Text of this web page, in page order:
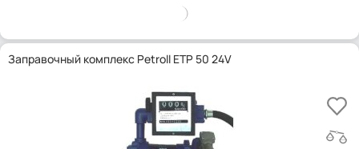
Заправочный комплекс Petroll ETP 50 24V